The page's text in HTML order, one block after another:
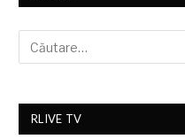
RLIVE TV